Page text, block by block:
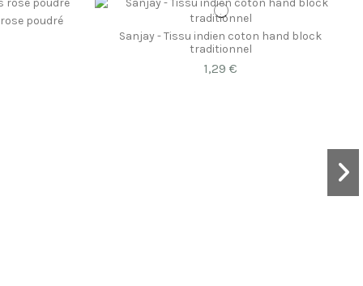
poudré
Sanjay - Tissu indien coton hand block
traditionnel
1,29 €